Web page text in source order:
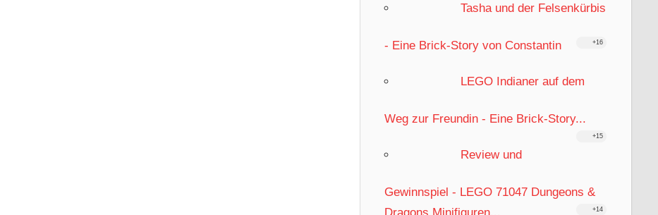
Tasha und der Felsenkürbis
- Eine Brick-Story von Constantin +16
LEGO Indianer auf dem
Weg zur Freundin - Eine Brick-Story...
+15
Review und
Gewinnspiel - LEGO 71047 Dungeons &
+14